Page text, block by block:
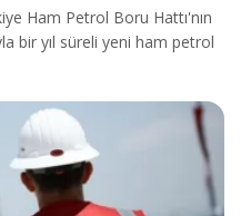
Ham Petrol Boru Hattı'nın
bir yıl süreli yeni ham petrol